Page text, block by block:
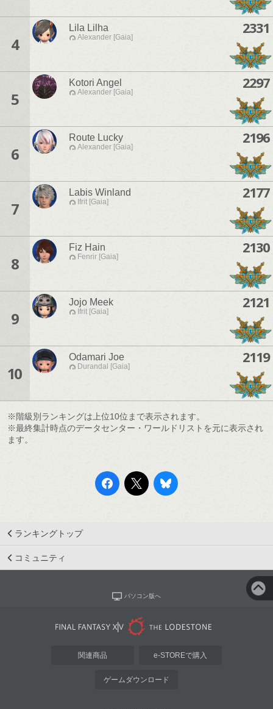
4
Lila Lilha
Alexander [Gaia]
2331
5
Kotori Angel
Alexander [Gaia]
2297
6
Route Lucky
Alexander [Gaia]
2196
7
Labis Winland
Ifrit [Gaia]
2177
8
Fiz Hain
Fenrir [Gaia]
2130
9
Jojo Meek
Ifrit [Gaia]
2121
10
Odamari Joe
Durandal [Gaia]
2119
※階級別ランキングは上位10位まで表示されます。
※最終集計時点のデータセンター・ワールドリストを元に表示され
ます。
ランキングトップ
コミュニティ
パソコン版へ
関連商品 e-STOREで購入
ゲームダウンロード